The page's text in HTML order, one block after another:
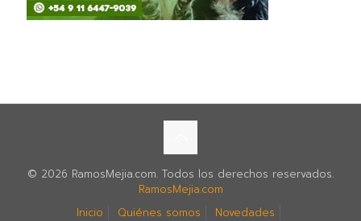
© 2026 RamosMejia.com. Todos los derechos reservados.
RamosMejia.com
Inicio
Quiénes somos
Novedades